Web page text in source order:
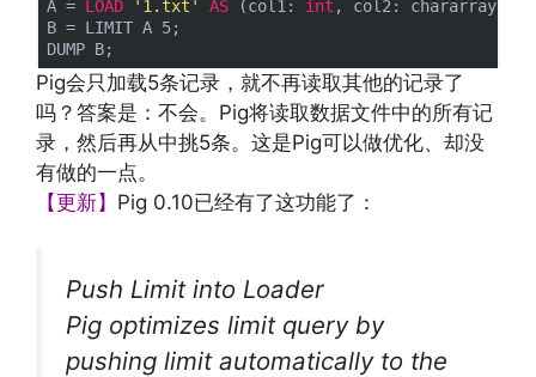
A = LOAD '1.txt' AS (col1: int , col2: chararray);
B = LIMIT A 5;
Pig会只加载5条记录，就不再读取其他的记录了
吗？答案是：不会。Pig将读取数据文件中的所有记
录，然后再从中挑5条。这是Pig可以做优化、却没
有做的一点。
【更新】 Pig 0.10已经有了这功能了：
Push Limit into Loader
Pig optimizes limit query by
pushing limit automatically to the